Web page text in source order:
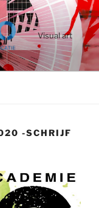
Visual art
-SCHRIJF